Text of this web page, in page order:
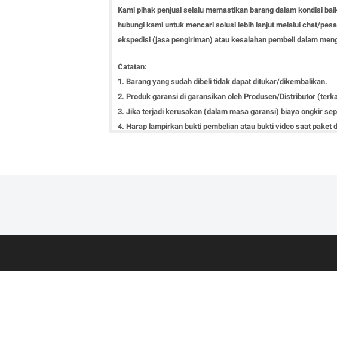
Kami pihak penjual selalu memastikan barang dalam kondisi
hubungi kami untuk mencari solusi lebih lanjut melalui chat/
ekspedisi (jasa pengiriman) atau kesalahan pembeli dalam
Catatan:
1. Barang yang sudah dibeli tidak dapat ditukar/dikembalikan.
2. Produk garansi di garansikan oleh Produsen/Distributor
3. Jika terjadi kerusakan (dalam masa garansi) biaya ongkir
4. Harap lampirkan bukti pembelian atau bukti video saat paket
BINATIKA |Handphone Laptop Aksesoris Sparepart - Service